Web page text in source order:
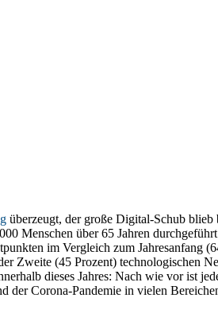
überzeugt, der große Digital-Schub blieb
Menschen über 65 Jahren
im Vergleich zum Jahresanfang
Zweite (45 Prozent) technologischen
dieses Jahres: Nach wie vor ist
der Corona-Pandemie in vielen